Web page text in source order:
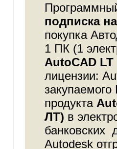
подписка
покупка
1 ПК (1
AutoCAD LT
лицензии:
продукта
ЛТ) в
банковских
Autodesk